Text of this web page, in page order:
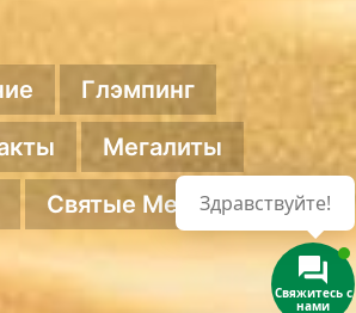
Глэмпинг
Мегалиты
Святые Места
Свяжитесь с
нами
Здравствуйте!